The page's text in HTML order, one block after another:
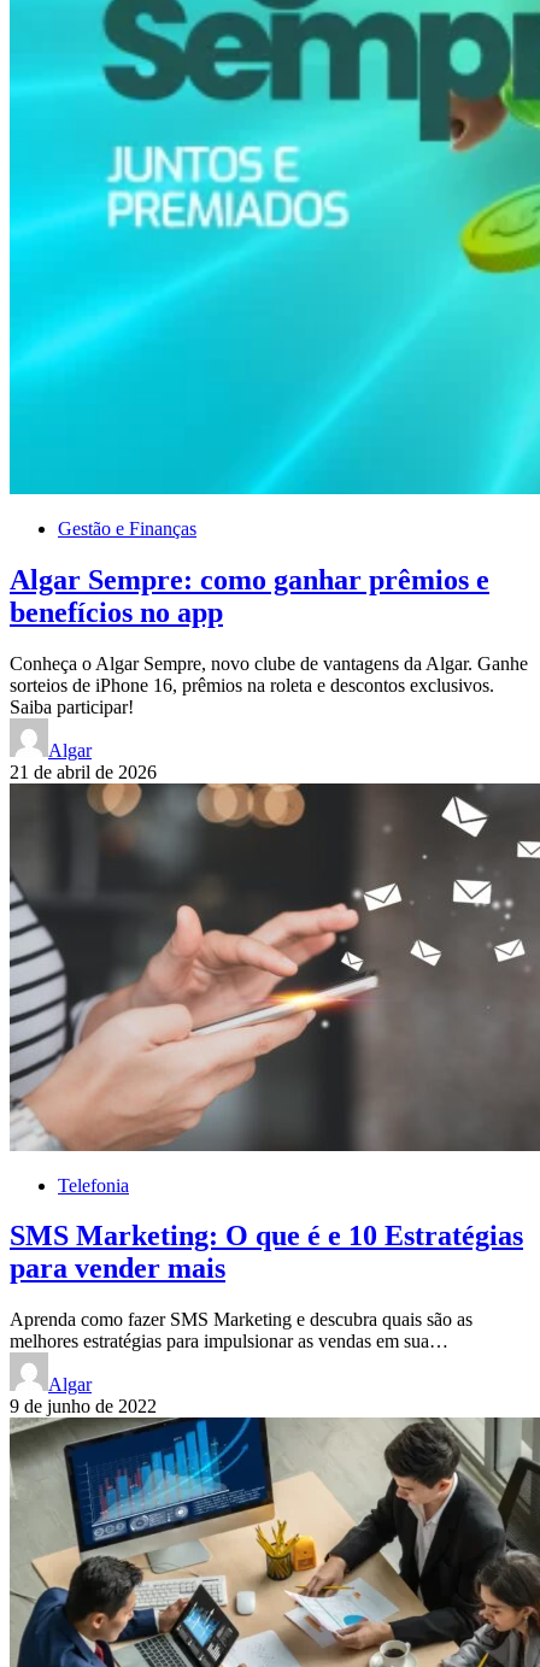
Gestão e Finanças
Algar Sempre: como ganhar prêmios e
benefícios no app
Conheça o Algar Sempre, novo clube de vantagens da Algar. Ganhe
sorteios de iPhone 16, prêmios na roleta e descontos exclusivos.
Saiba participar!
Algar
21 de abril de 2026
Telefonia
SMS Marketing: O que é e 10 Estratégias
para vender mais
Aprenda como fazer SMS Marketing e descubra quais são as
melhores estratégias para impulsionar as vendas em sua…
Algar
9 de junho de 2022